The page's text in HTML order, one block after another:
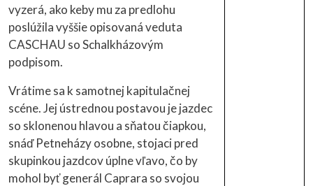
vyzerá, ako keby mu za predlohu
poslúžila vyššie opisovaná veduta
CASCHAU so Schalkházovým
podpisom.
Vrátime sa k samotnej kapitulačnej
scéne. Jej ústrednou postavou je jazdec
so sklonenou hlavou a sňatou čiapkou,
snáď Petneházy osobne, stojaci pred
skupinkou jazdcov úplne vľavo, čo by
mohol byť generál Caprara so svojou